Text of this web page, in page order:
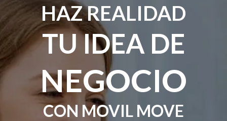
HAZ REALIDAD
TU IDEA DE
NEGOCIO
CON MOVIL MOVE